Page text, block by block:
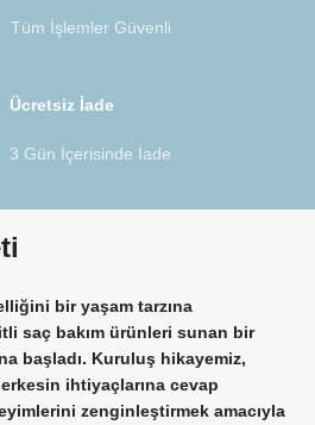
Tüm İşlemler Güvenli
Ücretsiz İade
3 Gün İçerisinde İade
bir yaşam tarzına
saç bakım ürünleri sunan bir
başladı. Kuruluş hikayemiz,
ihtiyaçlarına cevap
zenginleştirmek amacıyla